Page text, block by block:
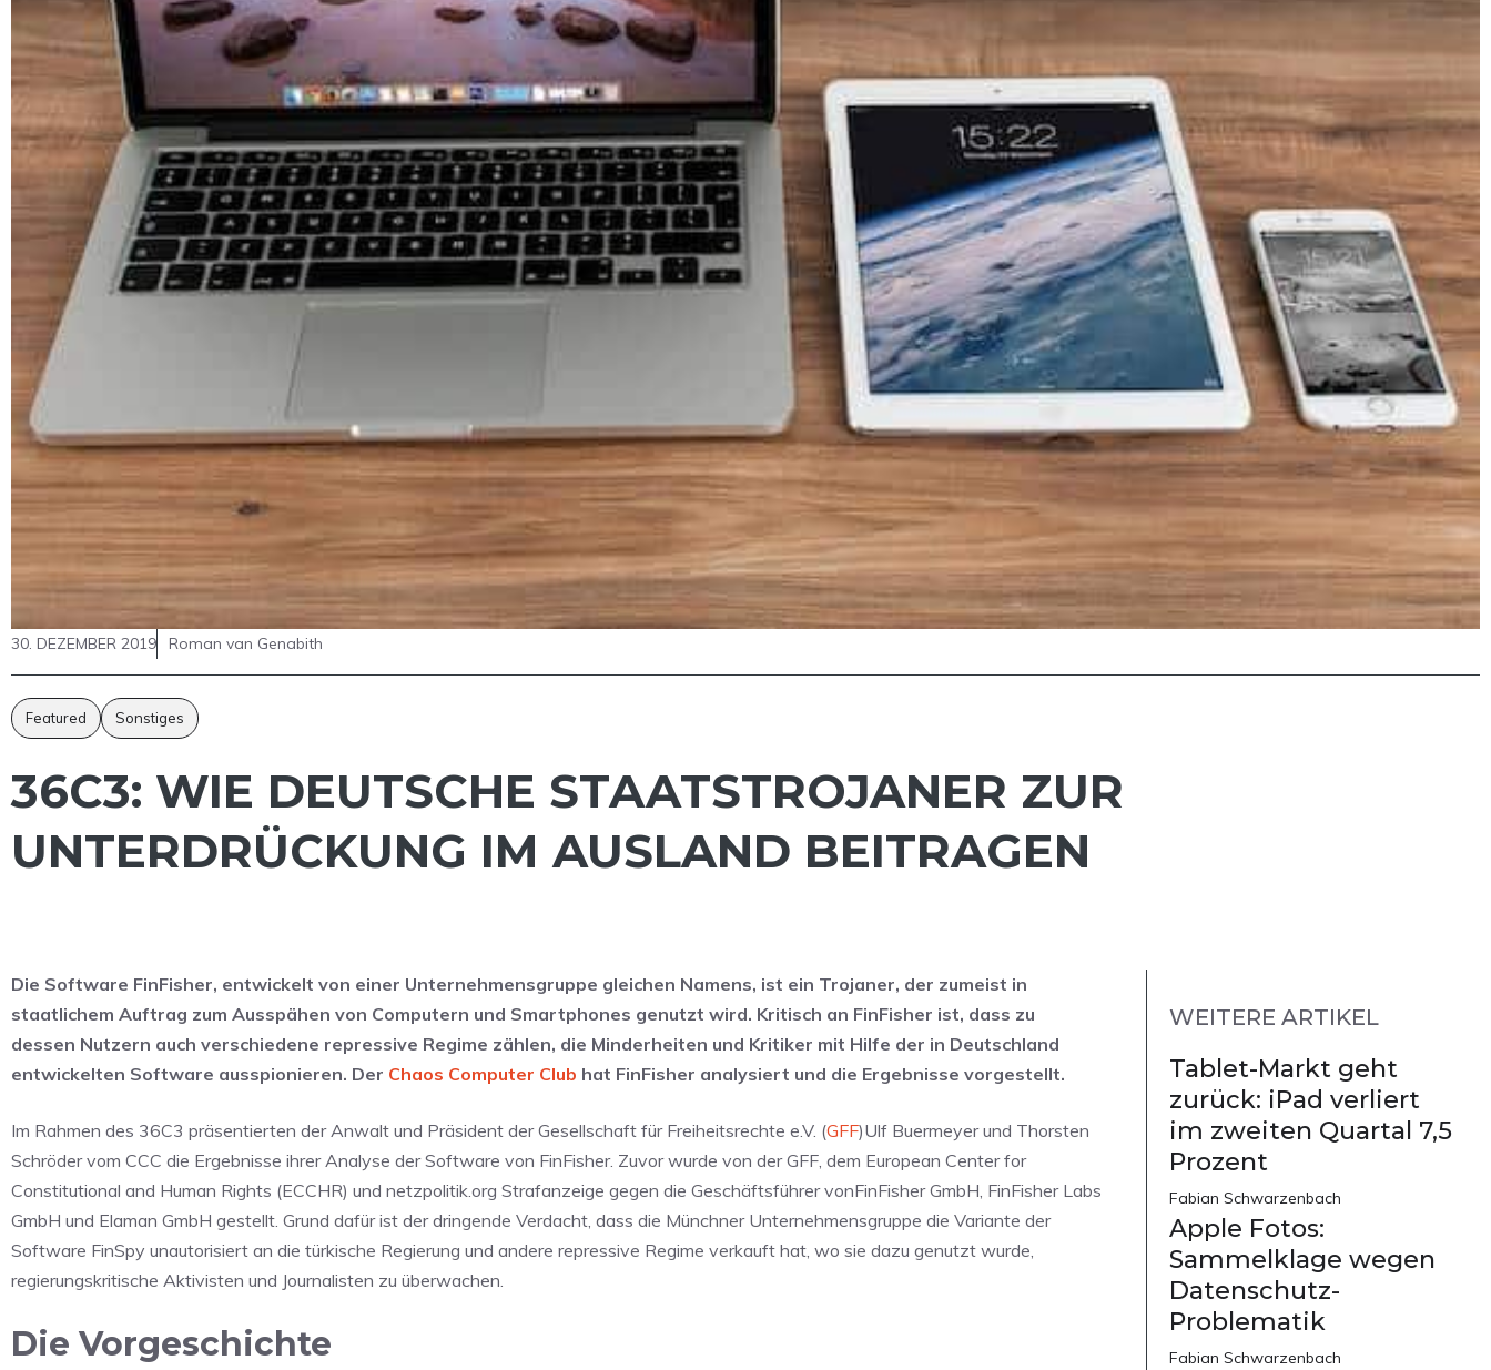
30. DEZEMBER 2019 Roman van Genabith
Featured Sonstiges
36C3: WIE DEUTSCHE STAATSTROJANER ZUR
UNTERDRÜCKUNG IM AUSLAND BEITRAGEN
Die Software FinFisher, entwickelt von einer Unternehmensgruppe gleichen Namens, ist ein Trojaner, der zumeist in
staatlichem Auftrag zum Ausspähen von Computern und Smartphones genutzt wird. Kritisch an FinFisher ist, dass zu
dessen Nutzern auch verschiedene repressive Regime zählen, die Minderheiten und Kritiker mit Hilfe der in Deutschland
entwickelten Software ausspionieren. Der Chaos Computer Club hat FinFisher analysiert und die Ergebnisse vorgestellt.
Im Rahmen des 36C3 präsentierten der Anwalt und Präsident der Gesellschaft für Freiheitsrechte e.V. (GFF)Ulf Buermeyer und Thorsten
Schröder vom CCC die Ergebnisse ihrer Analyse der Software von FinFisher. Zuvor wurde von der GFF, dem European Center for
Constitutional and Human Rights (ECCHR) und netzpolitik.org Strafanzeige gegen die Geschäftsführer vonFinFisher GmbH, FinFisher Labs
GmbH und Elaman GmbH gestellt. Grund dafür ist der dringende Verdacht, dass die Münchner Unternehmensgruppe die Variante der
Software FinSpy unautorisiert an die türkische Regierung und andere repressive Regime verkauft hat, wo sie dazu genutzt wurde,
regierungskritische Aktivisten und Journalisten zu überwachen.
Die Vorgeschichte
WEITERE ARTIKEL
Tablet-Markt geht
zurück: iPad verliert
im zweiten Quartal 7,5
Prozent
Fabian Schwarzenbach
Apple Fotos:
Sammelklage wegen
Datenschutz-
Problematik
Fabian Schwarzenbach